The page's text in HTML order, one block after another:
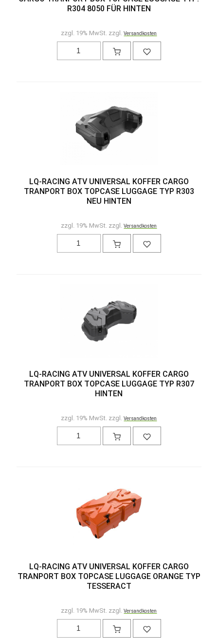
R304 8050 FÜR HINTEN
zzgl. 19% MwSt. zzgl.Versandkosten
LQ-RACING ATV UNIVERSAL KOFFER CARGO
TRANPORT BOX TOPCASE LUGGAGE TYP R303
NEU HINTEN
zzgl. 19% MwSt. zzgl.Versandkosten
LQ-RACING ATV UNIVERSAL KOFFER CARGO
TRANPORT BOX TOPCASE LUGGAGE TYP R307
HINTEN
zzgl. 19% MwSt. zzgl.Versandkosten
LQ-RACING ATV UNIVERSAL KOFFER CARGO
TRANPORT BOX TOPCASE LUGGAGE ORANGE TYP
TESSERACT
zzgl. 19% MwSt. zzgl.Versandkosten